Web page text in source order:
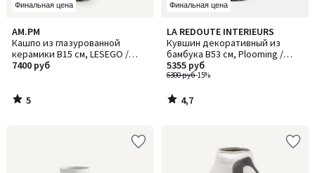
Финальная цена
AM.PM
Кашпо из глазурованной
керамики В15 см, LESEGO /
ЛЕСЕГО
7400 руб
5
/
5
5
/
Финальная цена
LA REDOUTE INTERIEURS
Кувшин декоративный из
бамбука В53 см, Plooming /
Плумин
6300 руб-15%
5355 руб
4,7
/ 5
4,7
/